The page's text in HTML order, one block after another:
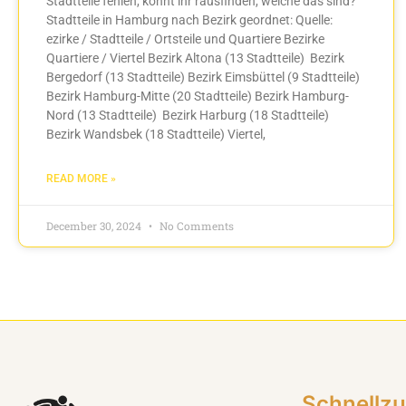
Stadtteile in Hamburg nach Bezirk geordnet: Quelle:
ezirke / Stadtteile / Ortsteile und Quartiere Bezirke
Quartiere / Viertel Bezirk Altona (13 Stadtteile) Bezirk
Bergedorf (13 Stadtteile) Bezirk Eimsbüttel (9 Stadtteile)
Bezirk Hamburg-Mitte (20 Stadtteile) Bezirk Hamburg-
Nord (13 Stadtteile) Bezirk Harburg (18 Stadtteile)
Bezirk Wandsbek (18 Stadtteile) Viertel,
READ MORE »
December 30, 2024 No Comments